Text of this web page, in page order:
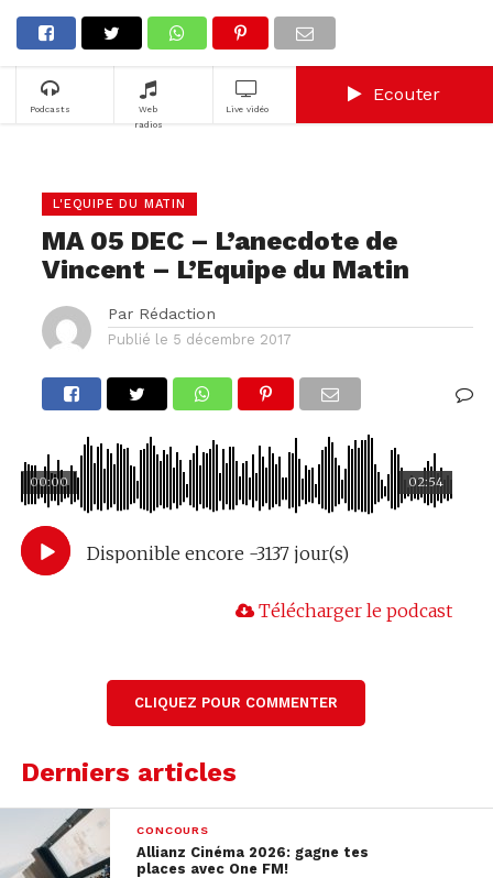
Podcasts
Web
radios
Live vidéo
Ecouter
L'EQUIPE DU MATIN
MA 05 DEC – L’anecdote de
Vincent – L’Equipe du Matin
Par Rédaction
Publié le 5 décembre 2017
02:54
00:00
Disponible encore -3137 jour(s)
Télécharger le podcast
CLIQUEZ POUR COMMENTER
Derniers articles
CONCOURS
Allianz Cinéma 2026: gagne tes
places avec One FM!